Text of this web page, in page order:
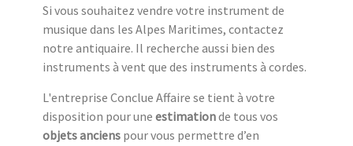
Si vous souhaitez vendre votre instrument de
musique dans les Alpes Maritimes, contactez
notre antiquaire. Il recherche aussi bien des
instruments à vent que des instruments à cordes.
L'entreprise Conclue Affaire se tient à votre
disposition pour une estimationde tous vos
objets anciens pour vous permettre d’en